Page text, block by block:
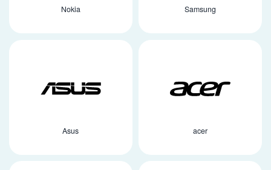
Nokia Samsung
Asus acer